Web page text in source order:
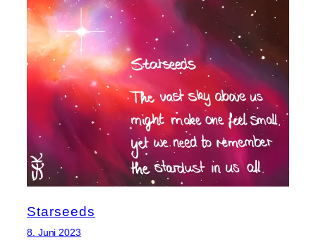
Starseeds
8. Juni 2023